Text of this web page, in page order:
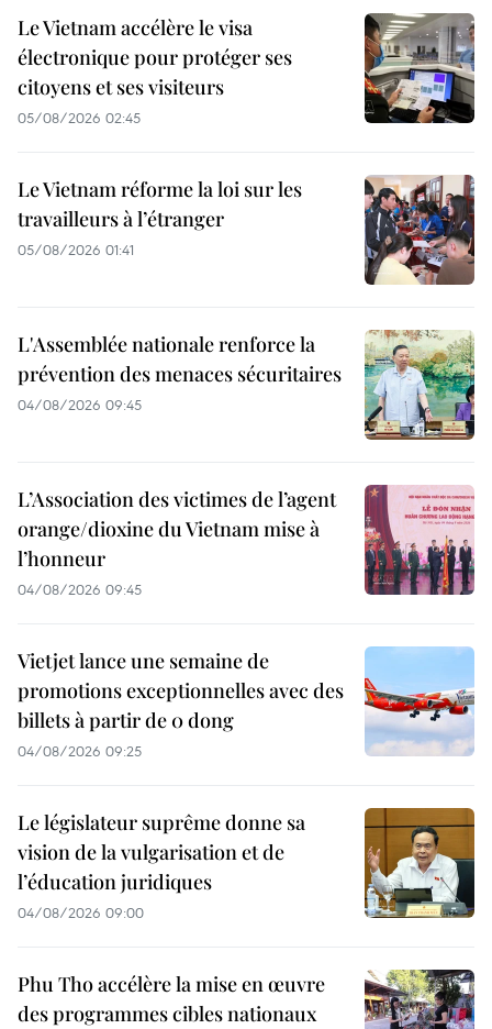
Le Vietnam accélère le visa
électronique pour protéger ses
citoyens et ses visiteurs
05/08/2026 02:45
Le Vietnam réforme la loi sur les
travailleurs à l’étranger
05/08/2026 01:41
L'Assemblée nationale renforce la
prévention des menaces sécuritaires
04/08/2026 09:45
L’Association des victimes de l’agent
orange/dioxine du Vietnam mise à
l’honneur
04/08/2026 09:45
Vietjet lance une semaine de
promotions exceptionnelles avec des
billets à partir de 0 dong
04/08/2026 09:25
Le législateur suprême donne sa
vision de la vulgarisation et de
l’éducation juridiques
04/08/2026 09:00
Phu Tho accélère la mise en œuvre
des programmes cibles nationaux